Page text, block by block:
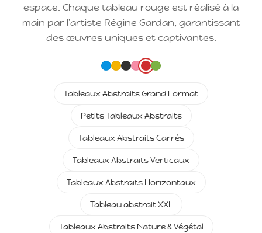
espace. Chaque tableau rouge est réalisé à la
main par l’artiste Régine Gardan, garantissant
des œuvres uniques et captivantes.
Tableaux Abstraits Grand Format
Petits Tableaux Abstraits
Tableaux Abstraits Carrés
Tableaux Abstraits Verticaux
Tableaux Abstraits Horizontaux
Tableau abstrait XXL
Tableaux Abstraits Nature & Végétal